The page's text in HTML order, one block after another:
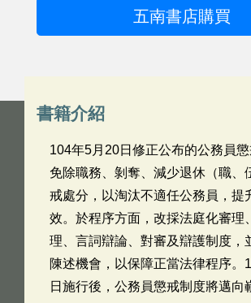
五南書店購買
書籍介紹
104年5月20日修正公布的公務員
免除職務、剝奪、減少退休（職、
戒處分，以淘汰不適任公務員，提
效。於程序方面，改採法庭化審理
理、言詞辯論、對審及辯護制度，
陳述機會，以保障正當法律程序。
日施行後，公務員懲戒制度將邁向